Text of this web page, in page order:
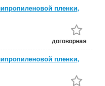
пленки,
договорная
пленки,